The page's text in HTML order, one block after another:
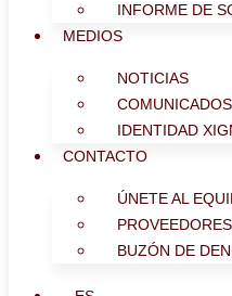
INFORME DE
MEDIOS
NOTICIAS
IDENTIDAD
CONTACTO
ÚNETE AL
PROVEEDORES
BUZÓN DE